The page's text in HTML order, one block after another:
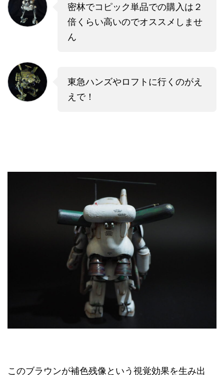
密林でコピック単品での購入は２
倍くらい高いのでオススメしませ
ん
東急ハンズやロフトに行くのがえ
えで！
このブラウンが補色残像という視覚効果を生み出